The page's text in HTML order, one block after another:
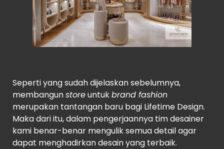
Seperti yang sudah dijelaskan sebelumnya,
membangunstoreuntukbrand fashion
merupakan tantangan baru bagi Lifetime Design.
Maka dari itu, dalam pengerjaannya tim desainer
kami benar-benar mengulik semua detail agar
dapat menghadirkan desain yang terbaik.